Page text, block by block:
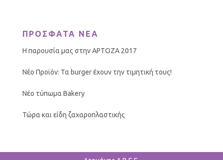
ΠΡΟΣΦΑΤΑ ΝΕΑ
Η παρουσία μας στην ΑΡΤΟΖΑ 2017
Νέο Προϊόν: Τα burger έχουν την τιμητική τους!
Νέο τύπωμα Bakery
Τώρα και είδη ζαχαροπλαστικής